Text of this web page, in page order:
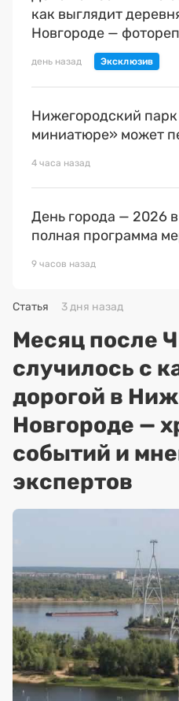
как выглядит
Новгороде —
день назад
Нижегородский
миниатюре» может
4 часа назад
День города — 2026
полная программа
9 часов назад
Статья 3 дня назад
Месяц после
случилось с
дорогой в
Новгороде —
событий и
экспертов